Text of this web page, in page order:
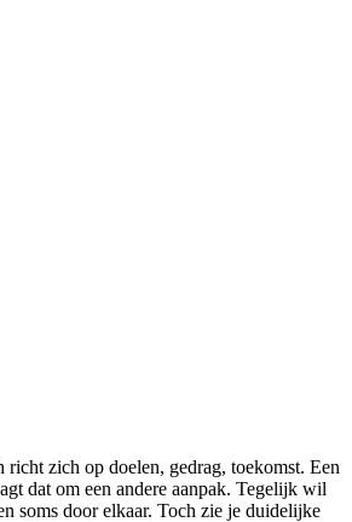
zich op doelen, gedrag, toekomst. Een
dat om een andere aanpak. Tegelijk wil
soms door elkaar. Toch zie je duidelijke